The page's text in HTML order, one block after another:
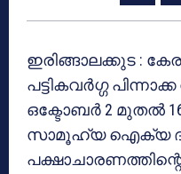
ഇരിങ്ങാലക്കുട :
പട്ടികവർഗ്ഗ
ഒക്ടോബർ 2 മുതൽ
സാമൂഹ്യ ഐക്യ